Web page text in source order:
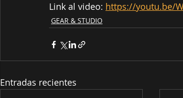
Link al video: https://youtu.be/
GEAR & STUDIO
Entradas recientes